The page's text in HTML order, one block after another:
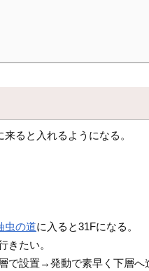
ると入れるようになる。
虫の道に入ると31Fになる。
きたい。
で設置→発動で素早く下層へ